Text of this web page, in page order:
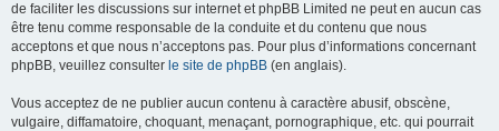
de faciliter les discussions sur internet et phpBB Limited ne peut en aucun cas
être tenu comme responsable de la conduite et du contenu que nous
acceptons et que nous n’acceptons pas. Pour plus d’informations concernant
phpBB, veuillez consulter le site de phpBB (en anglais).
Vous acceptez de ne publier aucun contenu à caractère abusif, obscène,
vulgaire, diffamatoire, choquant, menaçant, pornographique, etc. qui pourrait